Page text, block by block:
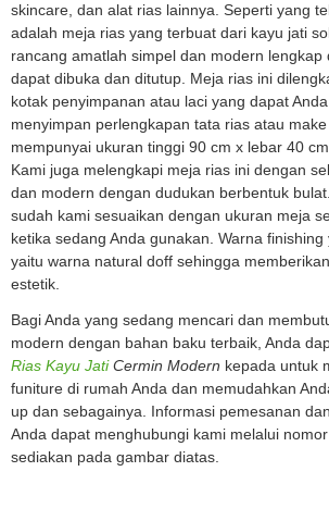
skincare, dan alat rias lainnya. Seperti yang
adalah meja rias yang terbuat dari kayu jati
rancang amatlah simpel dan modern lengkap
dapat dibuka dan ditutup. Meja rias ini
kotak penyimpanan atau laci yang dapat
menyimpan perlengkapan tata rias atau
mempunyai ukuran tinggi 90 cm x lebar 40
Kami juga melengkapi meja rias ini dengan
dan modern dengan dudukan berbentuk
sudah kami sesuaikan dengan ukuran meja
ketika sedang Anda gunakan. Warna
yaitu warna natural doff sehingga
estetik.
Bagi Anda yang sedang mencari dan
modern dengan bahan baku terbaik, Anda
Rias Kayu JatiCermin Modern kepada untuk
funiture di rumah Anda dan memudahkan
up dan sebagainya. Informasi pemesanan
Anda dapat menghubungi kami melalui
sediakan pada gambar diatas.